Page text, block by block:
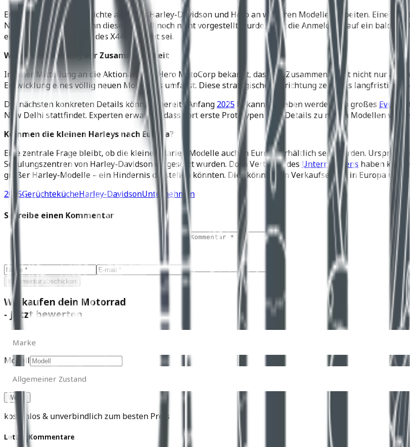
Ende 2023 tauchten Berichte auf, dass Harley-Davidson und Hero an weiteren Modellen arbeiten. Eine
Nightster 440. Auch wenn dieses Modell noch nicht vorgestellt wurde, lässt die Anmeldung auf ein
ein Scrambler auf Basis des X440 geplant sei.
Weiterentwicklung der Zusammenarbeit
In einer Mitteilung an die Aktionäre gab Hero MotoCorp bekannt, dass die Zusammenarbeit nicht nur auf
Entwicklung eines völlig neuen Motorrads umfasst. Diese strategische Ausrichtung zeigt das langfristige
Die nächsten konkreten Details könnten bereits Anfang 2025 bekannt gegeben werden. Ein großes Event
New Delhi stattfindet. Experten erwarten, dass dort erste Prototypen oder Details zu neuen Modellen
Kommen die kleinen Harleys nach Europa?
Eine zentrale Frage bleibt, ob die kleinen Harley-Modelle auch in Europa erhältlich sein werden.
Schulungszentren von Harley-Davidson eingesetzt wurden. Doch Vertreter des Unternehmens haben
großer Harley-Modelle – ein Hindernis darstellen könnten. Dies könnte den Verkaufserfolg in Europa und
2025GerüchtekücheHarley-DavidsonUnternehmen
Schreibe einen Kommentar
Kommentar abschicken
Wir kaufen dein Motorrad
- Jetzt bewerten
Marke
Modell
Zustand
Allgemeiner Zustand
kostenlos & unverbindlich zum besten Preis
Letzte Kommentare